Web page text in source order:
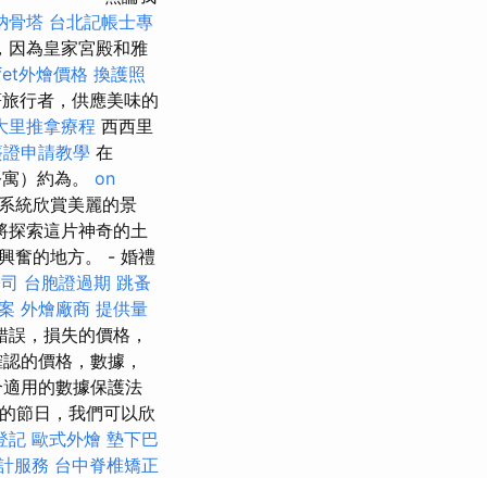
骨塔 台北記帳士專
因為皇家宮殿和雅
外燴價格 換護照
行者，供應美味的
里推拿療程 西西里
申請教學 在
）約為。 on
統欣賞美麗的景
索這片神奇的土
奮的地方。 - 婚禮
台胞證過期 跳蚤
外燴廠商 提供量
，損失的價格，
的價格，數據，
用的數據保護法
節日，我們可以欣
記 歐式外燴 墊下巴
服務 台中脊椎矯正